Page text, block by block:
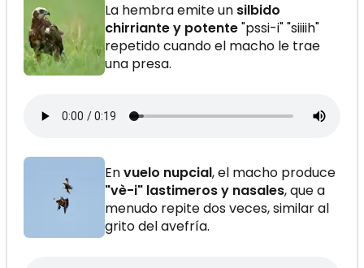
La hembra emite un silbido
chirriante y potente"pssi-i" "siiiih"
repetido cuando el macho le trae
una presa.
Envuelo nupcial, el macho produce
"vè-i" lastimeros y nasales, que a
menudo repite dos veces, similar al
grito del avefría.